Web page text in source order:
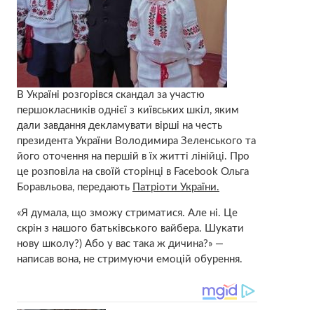
В Україні розгорівся скандал за участю
першокласників однієї з київських шкіл, яким
дали завдання декламувати вірші на честь
президента України Володимира Зеленського та
його оточення на першій в їх житті лінійці. Про
це розповіла на своїй сторінці в Facebook Ольга
Боравльова, передають Патріоти України.
«Я думала, що зможу стриматися. Але ні. Це
скрін з нашого батьківського вайбера. Шукати
нову школу?) Або у вас така ж дичина?» —
написав вона, не стримуючи емоцій обурення.